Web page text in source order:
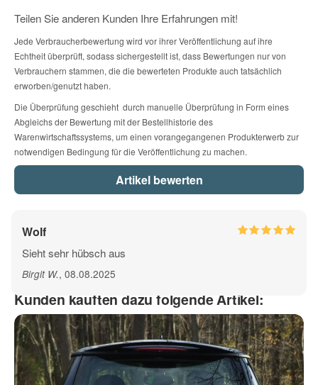
11 - rosa 13 - lavendel 14 - lila
15 - lichtblau
56 - dunkelblau matt
21 - apfelgruen
26 - braun 27 - hellgrau 28 - dunkelgrau
67 - dunkelgrau matt 41 - schwarz matt
sein welche die Klebkraft des Folienaufklebers
beeinträchtigen können.
WICHTIG:
Firma
Telefon
Frage zum Artikel
Teilen Sie anderen Kunden Ihre Erfahrungen mit!
Jede Verbraucherbewertung wird vor ihrer Veröffentlichung auf ihre
Echtheit überprüft, sodass sichergestellt ist, dass Bewertungen nur von
Verbrauchern stammen, die die bewerteten Produkte auch tatsächlich
erworben/genutzt haben.
Die Überprüfung geschieht durch manuelle Überprüfung in Form eines
Abgleichs der Bewertung mit der Bestellhistorie des
Warenwirtschaftssystems, um einen vorangegangenen Produkterwerb zur
notwendigen Bedingung für die Veröffentlichung zu machen.
Wolf
Sieht sehr hübsch aus
Birgit W., 08.08.2025
Kunden kauften dazu folgende Artikel: